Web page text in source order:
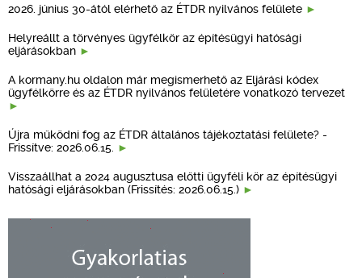
2026. június 30-ától elérhető az ÉTDR nyilvános felülete
Helyreállt a törvényes ügyfélkör az építésügyi hatósági
eljárásokban
A kormany.hu oldalon már megismerhető az Eljárási kódex
ügyfélkörre és az ÉTDR nyilvános felületére vonatkozó tervezet
Újra működni fog az ÉTDR általános tájékoztatási felülete? -
Frissítve: 2026.06.15.
Visszaállhat a 2024 augusztusa előtti ügyféli kör az építésügyi
hatósági eljárásokban (Frissítés: 2026.06.15.)